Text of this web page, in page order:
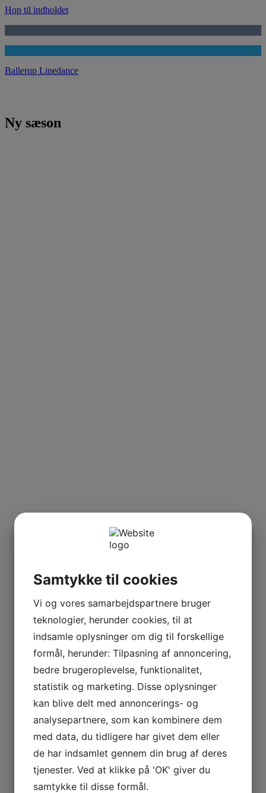
Hop til indholdet
Ballerup Linedance
Ny sæson
Samtykke til cookies
Vi og vores samarbejdspartnere bruger
teknologier, herunder cookies, til at
indsamle oplysninger om dig til forskellige
formål, herunder: Tilpasning af annoncering,
bedre brugeroplevelse, funktionalitet,
statistik og marketing. Disse oplysninger
kan blive delt med annoncerings- og
analysepartnere, som kan kombinere dem
med data, du tidligere har givet dem eller
de har indsamlet gennem din brug af deres
tjenester. Ved at klikke på 'OK' giver du
samtykke til disse formål.